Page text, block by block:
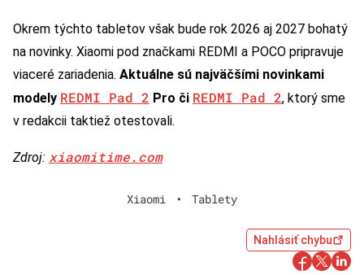
Okrem týchto tabletov však bude rok 2026 aj 2027 bohatý
na novinky. Xiaomi pod značkami REDMI a POCO pripravuje
viaceré zariadenia. Aktuálne sú najväčšími novinkami
modely REDMI Pad 2 Pro či REDMI Pad 2, ktorý sme
v redakcii taktiež otestovali.
Zdroj: xiaomitime.com
Xiaomi • Tablety
Nahlásiť chybu